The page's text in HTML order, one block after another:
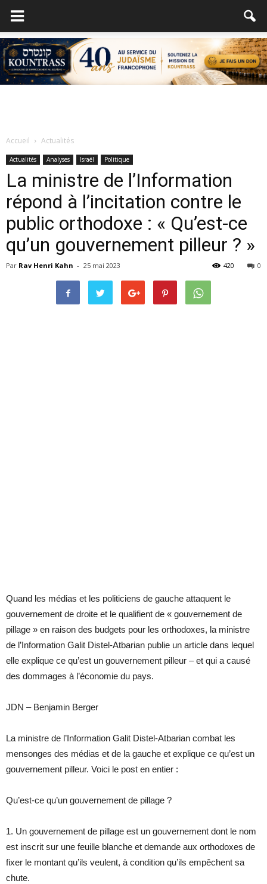
Accueil Actualités
Actualités Analyses Israël Politique
La ministre de l’Information
répond à l’incitation contre le
public orthodoxe : « Qu’est-ce
qu’un gouvernement pilleur ? »
Par Rav Henri Kahn - 25 mai 2023 0
420
Quand les médias et les politiciens de gauche attaquent le
gouvernement de droite et le qualifient de « gouvernement de
pillage » en raison des budgets pour les orthodoxes, la ministre
de l’Information Galit Distel-Atbarian publie un article dans lequel
elle explique ce qu’est un gouvernement pilleur – et qui a causé
des dommages à l’économie du pays.
JDN – Benjamin Berger
La ministre de l’Information Galit Distel-Atbarian combat les
mensonges des médias et de la gauche et explique ce qu’est un
gouvernement pilleur. Voici le post en entier :
Qu’est-ce qu’un gouvernement de pillage ?
1. Un gouvernement de pillage est un gouvernement dont le nom
est inscrit sur une feuille blanche et demande aux orthodoxes de
fixer le montant qu’ils veulent, à condition qu’ils empêchent sa
chute.